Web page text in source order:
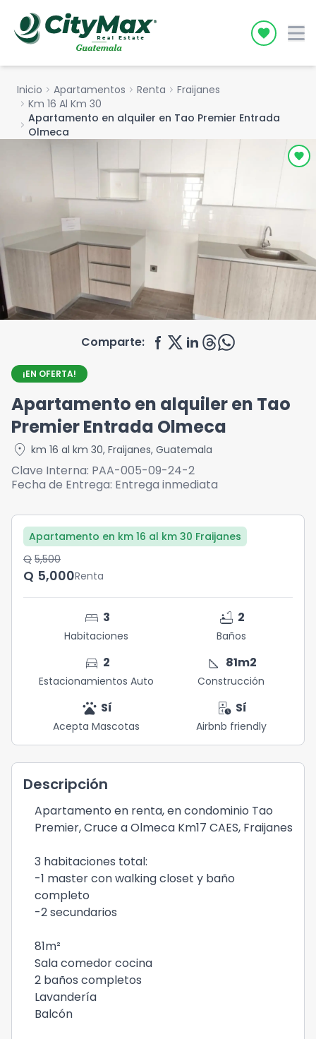
Icon
Inicio chevron_right Apartamentos chevron_right Renta chevron_right Fraijanes
chevron_right Km 16 Al Km 30
chevron_right Apartamento en alquiler en Tao Premier Entrada
Olmeca
Comparte:
¡EN OFERTA!
Apartamento en alquiler en Tao
Premier Entrada Olmeca
location_on km 16 al km 30, Fraijanes, Guatemala
Clave Interna: PAA-005-09-24-2
Fecha de Entrega: Entrega inmediata
Apartamento en km 16 al km 30 Fraijanes
Q	5,500
Q	5,000Renta
bed 3
Habitaciones
bathtub 2
Baños
directions_car 2
Estacionamientos Auto
square_foot 81m2
Construcción
pets Sí
Acepta Mascotas
short_stay Sí
Airbnb friendly
Descripción
Apartamento en renta, en condominio Tao
Premier, Cruce a Olmeca Km17 CAES, Fraijanes
3 habitaciones total:
-1 master con walking closet y baño
completo
-2 secundarios
81m²
Sala comedor cocina
2 baños completos
Lavandería
Balcón